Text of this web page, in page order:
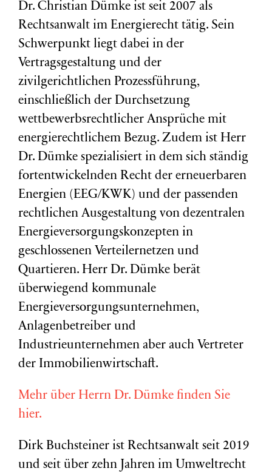
Dr. Christian Dümke ist seit 2007 als
Rechtsanwalt im Energierecht tätig. Sein
Schwerpunkt liegt dabei in der
Vertragsgestaltung und der
zivilgerichtlichen Prozessführung,
einschließlich der Durchsetzung
wettbewerbsrechtlicher Ansprüche mit
energierechtlichem Bezug. Zudem ist Herr
Dr. Dümke spezialisiert in dem sich ständig
fortentwickelnden Recht der erneuerbaren
Energien (EEG/KWK) und der passenden
rechtlichen Ausgestaltung von dezentralen
Energieversorgungskonzepten in
geschlossenen Verteilernetzen und
Quartieren. Herr Dr. Dümke berät
überwiegend kommunale
Energieversorgungsunternehmen,
Anlagenbetreiber und
Industrieunternehmen aber auch Vertreter
der Immobilienwirtschaft.
Mehr über Herrn Dr. Dümke finden Sie
hier.
Dirk Buchsteiner ist Rechtsanwalt seit 2019
und seit über zehn Jahren im Umweltrecht